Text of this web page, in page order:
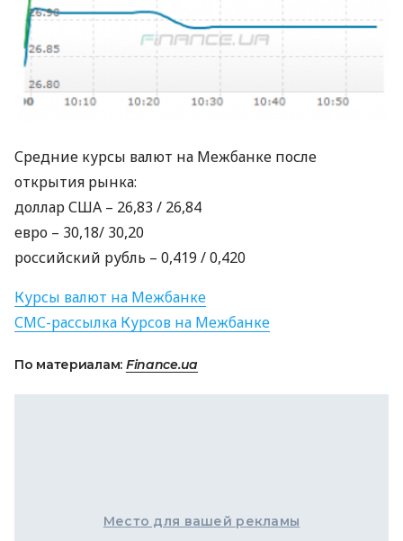
Средние курсы валют на Межбанке после
открытия рынка:
долларСША – 26,83 / 26,84
евро – 30,18/ 30,20
российский рубль – 0,419 / 0,420
Курсы валют на Межбанке
СМС-рассылка Курсов на Межбанке
По материалам: Finance.ua
Место для вашей рекламы